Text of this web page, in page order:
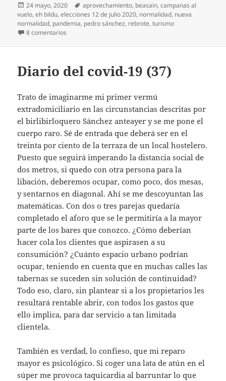
Publicado
el
24 mayo, 2020 Etiquetas
aprovechamiento, beasain,campanas al
vuelo,eh bildu,elecciones 12 de julio 2020, normalidad, nueva
normalidad, pandemia, pedro sánchez, rebrote,turismo
8 comentarios
Diario del covid-19 (37)
Trato de imaginarme mi primer vermú
extradomiciliario en las circunstancias descritas por
el birlibirloquero Sánchez anteayer y se me pone el
cuerpo raro. Sé de entrada que deberá ser en el
treinta por ciento de la terraza de un local hostelero.
Puesto que seguirá imperando la distancia social de
dos metros, si quedo con otra persona para la
libación, deberemos ocupar, como poco, dos mesas,
y sentarnos en diagonal. Ahí se me descoyuntan las
matemáticas. Con dos o tres parejas quedaría
completado el aforo que se le permitiría a la mayor
parte de los bares que conozco. ¿Cómo deberían
hacer cola los clientes que aspirasen a su
consumición? ¿Cuánto espacio urbano podrían
ocupar, teniendo en cuenta que en muchas calles las
tabernas se suceden sin solución de continuidad?
Todo eso, claro, sin plantear si a los propietarios les
resultará rentable abrir, con todos los gastos que
ello implica, para dar servicio a tan limitada
clientela.
También es verdad, lo confieso, que mi reparo
mayor es psicológico. Si coger una lata de atún en el
súper me provoca taquicardia al barruntar lo que